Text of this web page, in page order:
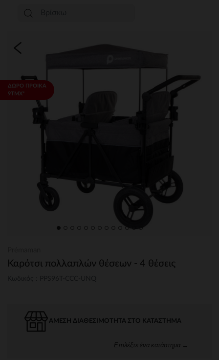
ΔΩΡΟ ΠΡΟΙΚΑ
9ΤΜΧ*
Καρότσι πολλαπλών θέσεων - 4 θέσεις
ΆΜΕΣΗ ΔΙΑΘΕΣΙΜΌΤΗΤΑ ΣΤΟ ΚΑΤΆΣΤΗΜΑ
Επιλέξτε ένα κατάστημα →